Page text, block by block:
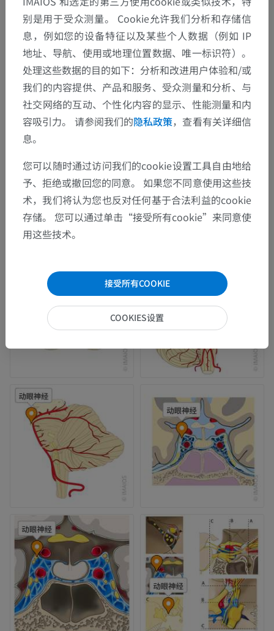
别是用于受众测量。 Cookie允许我们分析和存储信
息，例如您的设备特征以及某些个人数据（例如 IP
地址、导航、使用或地理位置数据、唯一标识符）。
处理这些数据的目的如下：分析和改进用户体验和/或
我们的内容提供、产品和服务、受众测量和分析、与
社交网络的互动、个性化内容的显示、性能测量和内
容吸引力。 请参阅我们的隐私政策，查看有关详细信
息。
您可以随时通过访问我们的cookie设置工具自由地给
予、拒绝或撤回您的同意。 如果您不同意使用这些技
术，我们将认为您也反对任何基于合法利益的cookie
存储。 您可以通过单击“接受所有cookie”来同意使
用这些技术。
接受所有COOKIE
COOKIES设置